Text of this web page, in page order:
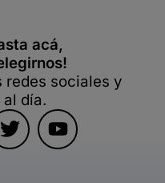
acá,
redes sociales y
día.